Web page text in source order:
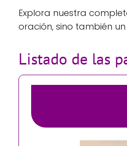
Explora nuestra
oración, sino también
Listado de las